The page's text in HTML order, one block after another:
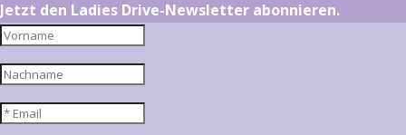
Jetzt den Ladies Drive-Newsletter abonnieren.